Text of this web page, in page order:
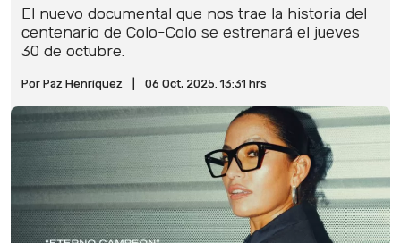
El nuevo documental que nos trae la historia del
centenario de Colo-Colo se estrenará el jueves
30 de octubre.
Por Paz Henríquez 06 Oct, 2025. 13:31 hrs